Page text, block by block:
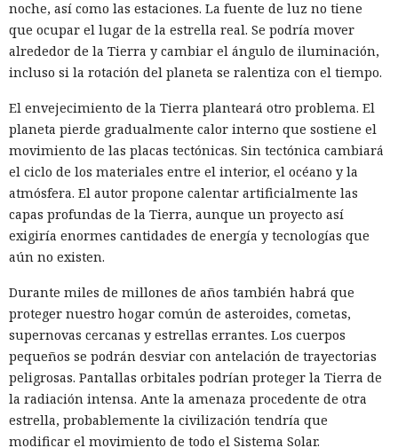
noche, así como las estaciones. La fuente de luz no tiene
que ocupar el lugar de la estrella real. Se podría mover
alrededor de la Tierra y cambiar el ángulo de iluminación,
incluso si la rotación del planeta se ralentiza con el tiempo.
El envejecimiento de la Tierra planteará otro problema. El
planeta pierde gradualmente calor interno que sostiene el
movimiento de las placas tectónicas. Sin tectónica cambiará
el ciclo de los materiales entre el interior, el océano y la
atmósfera. El autor propone calentar artificialmente las
capas profundas de la Tierra, aunque un proyecto así
exigiría enormes cantidades de energía y tecnologías que
aún no existen.
Durante miles de millones de años también habrá que
proteger nuestro hogar común de asteroides, cometas,
supernovas cercanas y estrellas errantes. Los cuerpos
pequeños se podrán desviar con antelación de trayectorias
peligrosas. Pantallas orbitales podrían proteger la Tierra de
la radiación intensa. Ante la amenaza procedente de otra
estrella, probablemente la civilización tendría que
modificar el movimiento de todo el Sistema Solar.